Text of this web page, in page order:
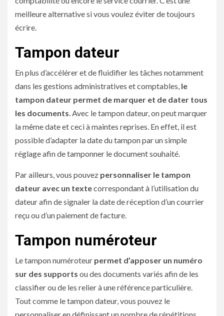
meilleure alternative si vous voulez éviter de toujours
écrire.
Tampon dateur
En plus d’accélérer et de fluidifier les tâches notamment
dans les gestions administratives et comptables, le
tampon dateur permet de marquer et de dater tous
les documents. Avec le tampon dateur, on peut marquer
la même date et ceci à maintes reprises. En effet, il est
possible d’adapter la date du tampon par un simple
réglage afin de tamponner le document souhaité.
Par ailleurs, vous pouvez personnaliser le tampon
dateur avec un textecorrespondant à l’utilisation du
dateur afin de signaler la date de réception d’un courrier
reçu ou d’un paiement de facture.
Tampon numéroteur
Le tampon numéroteur permet d’apposer un numéro
sur des supports ou des documents variés afin de les
classifier ou de les relier à une référence particulière.
Tout comme le tampon dateur, vous pouvez le